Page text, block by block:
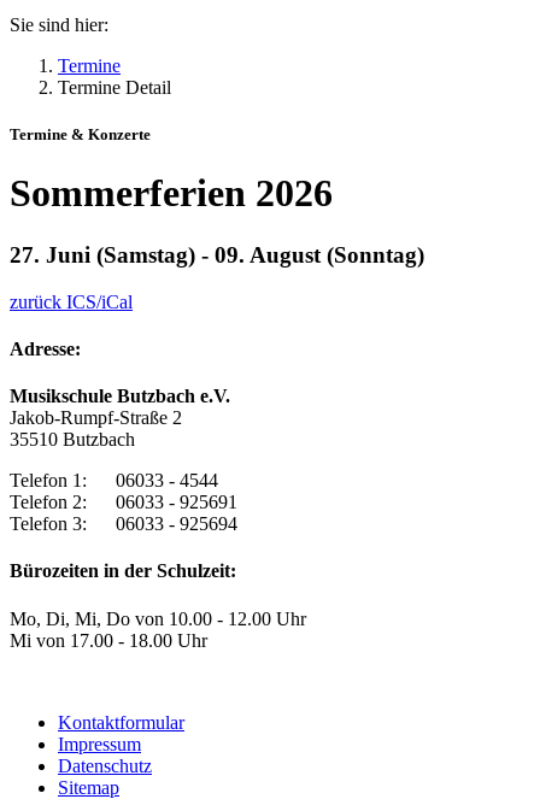
Sie sind hier:
Termine
Termine Detail
Termine & Konzerte
Sommerferien 2026
27. Juni (Samstag) - 09. August (Sonntag)
zurück ICS/iCal
Adresse:
Musikschule Butzbach e.V.
Jakob-Rumpf-Straße 2
35510 Butzbach
Telefon 1: 06033 - 4544
Telefon 2: 06033 - 925691
Telefon 3: 06033 - 925694
Bürozeiten in der Schulzeit:
Mo, Di, Mi, Do von 10.00 - 12.00 Uhr
Mi von 17.00 - 18.00 Uhr
Kontaktformular
Impressum
Datenschutz
Sitemap